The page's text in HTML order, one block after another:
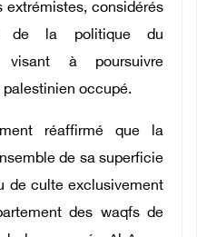
extrémistes, considérés
de la politique du
visant à poursuivre
palestinien occupé.
réaffirmé que la
de sa superficie
de culte exclusivement
des waqfs de